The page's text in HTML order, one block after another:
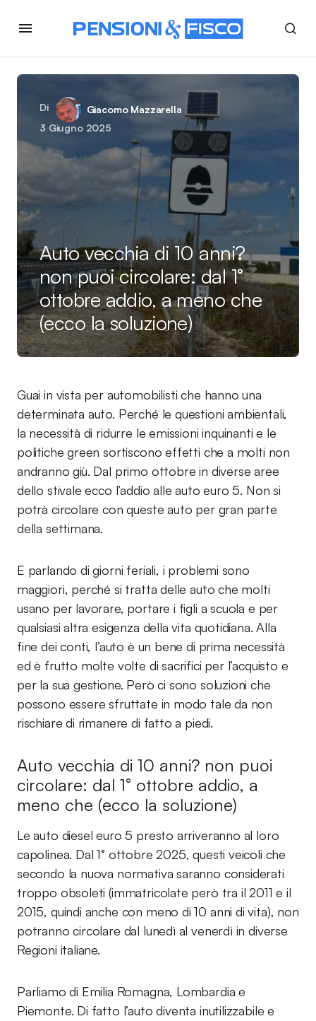
Di
Giacomo Mazzarella
3 Giugno 2025
Auto vecchia di 10 anni?
non puoi circolare: dal 1°
ottobre addio, a meno che
(ecco la soluzione)
Guai in vista per automobilisti che hanno una
determinata auto. Perché le questioni ambientali,
la necessità di ridurre le emissioni inquinanti e le
politiche green sortiscono effetti che a molti non
andranno giù. Dal primo ottobre in diverse aree
dello stivale ecco l’addio alle auto euro 5. Non si
potrà circolare con queste auto per gran parte
della settimana.
E parlando di giorni feriali, i problemi sono
maggiori, perché si tratta delle auto che molti
usano per lavorare, portare i figli a scuola e per
qualsiasi altra esigenza della vita quotidiana. Alla
fine dei conti, l’auto è un bene di prima necessità
ed è frutto molte volte di sacrifici per l’acquisto e
per la sua gestione. Però ci sono soluzioni che
possono essere sfruttate in modo tale da non
rischiare di rimanere di fatto a piedi.
Auto vecchia di 10 anni? non puoi
circolare: dal 1° ottobre addio, a
meno che (ecco la soluzione)
Le auto diesel euro 5 presto arriveranno al loro
capolinea. Dal 1° ottobre 2025, questi veicoli che
secondo la nuova normativa saranno considerati
troppo obsoleti (immatricolate però tra il 2011 e il
2015, quindi anche con meno di 10 anni di vita), non
potranno circolare dal lunedì al venerdì in diverse
Regioni italiane.
Parliamo di Emilia Romagna, Lombardia e
Piemonte. Di fatto l’auto diventa inutilizzabile e